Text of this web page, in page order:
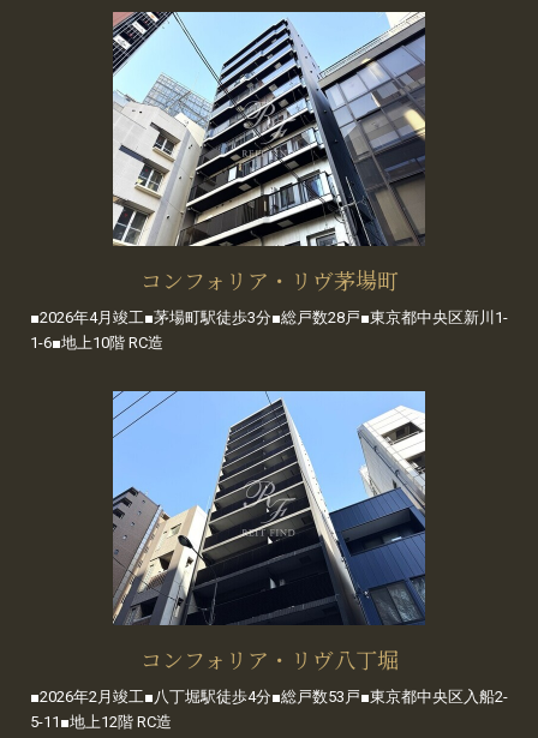
コンフォリア・リヴ茅場町
■2026年4月竣工■茅場町駅徒歩3分■総戸数28戸■東京都中央区新川1-
1-6■地上10階 RC造
コンフォリア・リヴ八丁堀
■2026年2月竣工■八丁堀駅徒歩4分■総戸数53戸■東京都中央区入船2-
5-11■地上12階 RC造